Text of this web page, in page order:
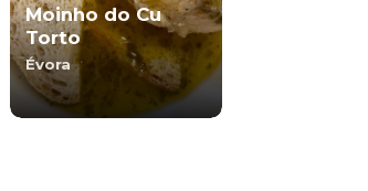
Moinho do Cu
Torto
Évora